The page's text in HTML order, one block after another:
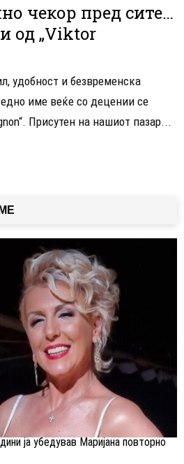
чекор пред сите…
од „Viktor
удобност и безвременска
едно име веќе со децении се
Присутен на нашиот пазар...
ја убедував Маријана повторно